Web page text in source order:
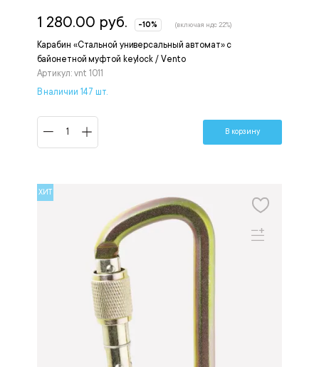
Карабин «Стальной универсальный автомат» с
байонетной муфтой keylock / Vento
Артикул: vnt 1011
1 280.00 руб. -10% (включая ндс 22%)
В наличии 147 шт.
В корзину
ХИТ